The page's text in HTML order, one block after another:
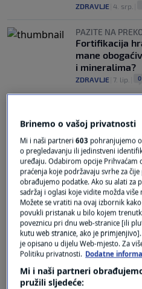
ZDRAVLJE 4. srp.
PAZITE NA
Fortifikacija
mane
i mineralima?
ZDRAVLJE 7. lip. 0
BRIGA ZA
Antioksidansi:
kakva im je
Brinemo o vašoj privatnosti
Mi i naši partneri603 pohranjujemo
o pregledavanju ili jedinstveni
uređaju. Odabirom opcije Prihvaćam
praćenja koje podržavaju svrhe za
obrađujemo podatke. Ako su alati za
sadržaj i oglasi koje vidite možda
Možete se vratiti na ovaj izbornik
povukli pristanak u bilo kojem
poveznicu pri dnu web-stranice [ili
kutu web stranice, ako je
je opisano u dijelu Web-mjesto. Za
Politiku privatnosti. Dodatne
Mi i naši partneri
pružili sljedeće: